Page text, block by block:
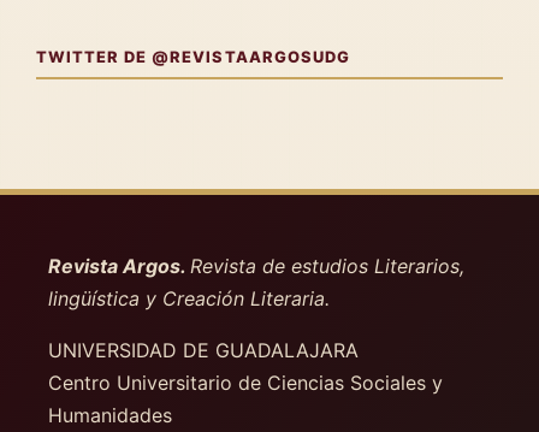
TWITTER DE @REVISTAARGOSUDG
Revista Argos. Revista de estudios Literarios,
lingüística y Creación Literaria.
UNIVERSIDAD DE GUADALAJARA
Centro Universitario de Ciencias Sociales y
Humanidades